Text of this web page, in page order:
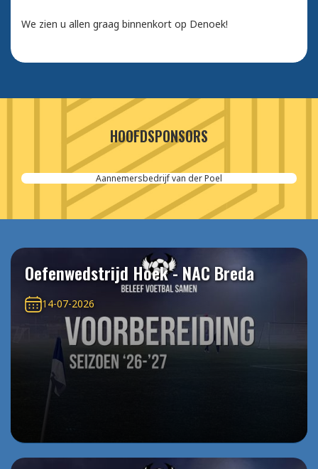
We zien u allen graag binnenkort op Denoek!
HOOFDSPONSORS
Aannemersbedrijf van der Poel
Oefenwedstrijd Hoek - NAC Breda
14-07-2026